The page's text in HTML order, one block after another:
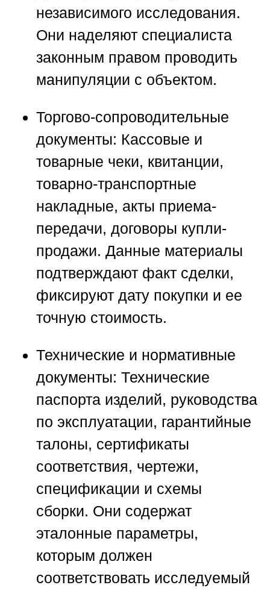
независимого исследования.
Они наделяют специалиста
законным правом проводить
манипуляции с объектом.
Торгово-сопроводительные
документы: Кассовые и
товарные чеки, квитанции,
товарно-транспортные
накладные, акты приема-
передачи, договоры купли-
продажи. Данные материалы
подтверждают факт сделки,
фиксируют дату покупки и ее
точную стоимость.
Технические и нормативные
документы: Технические
паспорта изделий, руководства
по эксплуатации, гарантийные
талоны, сертификаты
соответствия, чертежи,
спецификации и схемы
сборки. Они содержат
эталонные параметры,
которым должен
соответствовать исследуемый